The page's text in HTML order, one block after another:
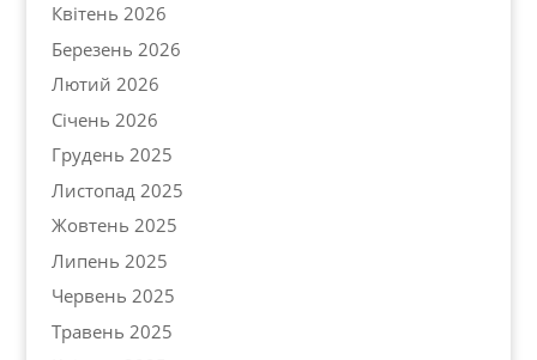
Квітень 2026
Березень 2026
Лютий 2026
Січень 2026
Грудень 2025
Листопад 2025
Жовтень 2025
Липень 2025
Червень 2025
Травень 2025